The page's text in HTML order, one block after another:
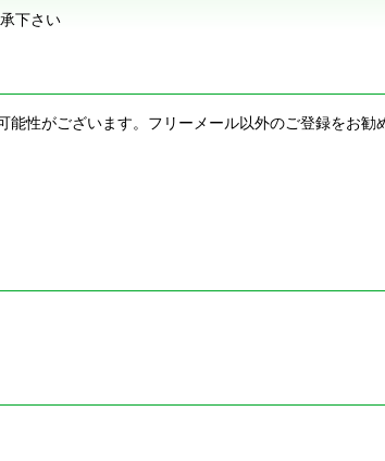
下さい
性がございます。フリーメール以外のご登録をお